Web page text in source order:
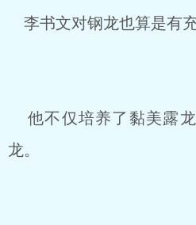
李书文对钢龙也算是有充
他不仅培养了黏美露
龙。